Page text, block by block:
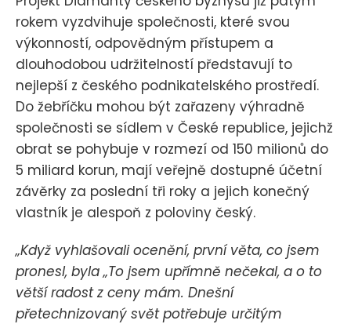
rokem vyzdvihuje společnosti, které svou
výkonností, odpovědným přístupem a
dlouhodobou udržitelností představují to
nejlepší z českého podnikatelského prostředí.
Do žebříčku mohou být zařazeny výhradně
společnosti se sídlem v České republice, jejichž
obrat se pohybuje v rozmezí od 150 milionů do
5 miliard korun, mají veřejně dostupné účetní
závěrky za poslední tři roky a jejich konečný
vlastník je alespoň z poloviny český.
„Když vyhlašovali ocenění, první věta, co jsem
pronesl, byla „To jsem upřímně nečekal, a o to
větší radost z ceny mám. Dnešní
přetechnizovaný svět potřebuje určitým